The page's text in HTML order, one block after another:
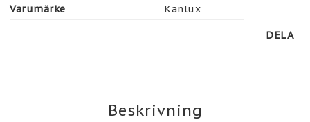
Varumärke
Kanlux
DELA
Beskrivning